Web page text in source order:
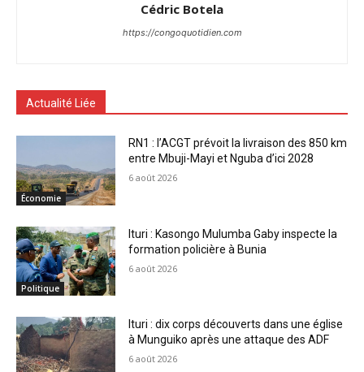
Cédric Botela
https://congoquotidien.com
Actualité Liée
Économie
RN1 : l’ACGT prévoit la livraison des 850 km
entre Mbuji-Mayi et Nguba d’ici 2028
6 août 2026
Politique
Ituri : Kasongo Mulumba Gaby inspecte la
formation policière à Bunia
6 août 2026
Ituri : dix corps découverts dans une église
à Munguiko après une attaque des ADF
6 août 2026